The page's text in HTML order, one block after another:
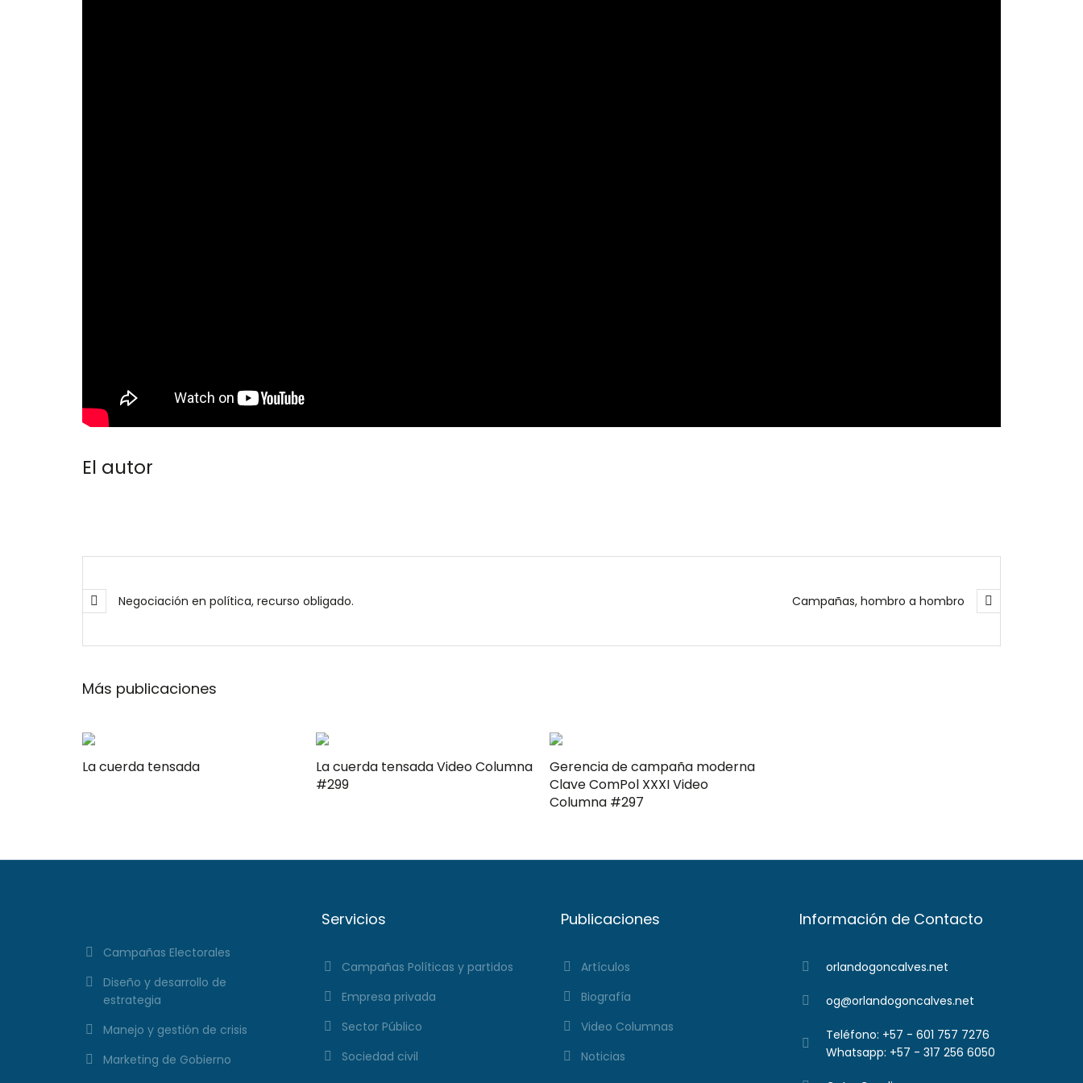
El autor
Campañas, hombro a hombro
Negociación en política, recurso obligado.
Más publicaciones
La cuerda tensada
La cuerda tensada Video Columna
#299
Gerencia de campaña moderna
Clave ComPol XXXI Video
Columna #297
Campañas Electorales
Diseño y desarrollo de
estrategia
Manejo y gestión de crisis
Marketing de Gobierno
Servicios
Campañas Políticas y partidos
Empresa privada
Sector Público
Sociedad civil
Publicaciones
Artículos
Biografía
Video Columnas
Noticias
Información de Contacto
orlandogoncalves.net
og@orlandogoncalves.net
Teléfono: +57 - 601 757 7276
Whatsapp: +57 - 317 256 6050